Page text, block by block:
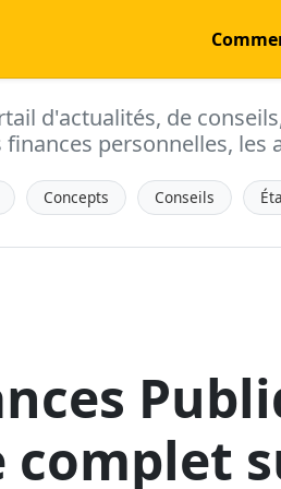
d'actualités, de
finances personnelles,
Concepts Conseils
complet